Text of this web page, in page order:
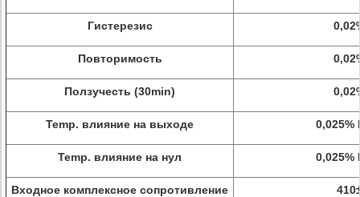
Гистерезис
Повторимость
Ползучесть (30min)
Temp. влияние на выходе 0,025%
Temp. влияние на нул 0,025%
Входное комплексное сопротивление